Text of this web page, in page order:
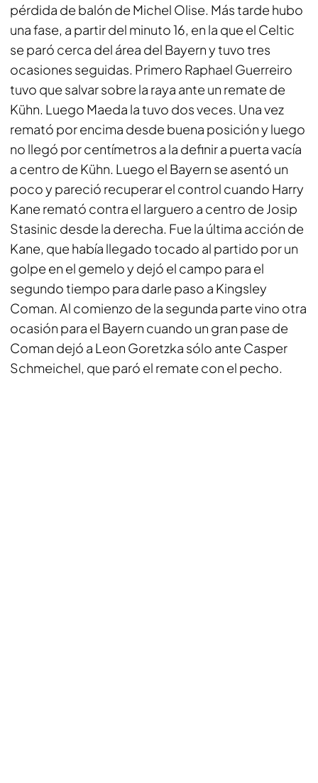
pérdida de balón de Michel Olise. Más tarde hubo
una fase, a partir del minuto 16, en la que el Celtic
se paró cerca del área del Bayern y tuvo tres
ocasiones seguidas. Primero Raphael Guerreiro
tuvo que salvar sobre la raya ante un remate de
Kühn. Luego Maeda la tuvo dos veces. Una vez
remató por encima desde buena posición y luego
no llegó por centímetros a la definir a puerta vacía
a centro de Kühn. Luego el Bayern se asentó un
poco y pareció recuperar el control cuando Harry
Kane remató contra el larguero a centro de Josip
Stasinic desde la derecha. Fue la última acción de
Kane, que había llegado tocado al partido por un
golpe en el gemelo y dejó el campo para el
segundo tiempo para darle paso a Kingsley
Coman. Al comienzo de la segunda parte vino otra
ocasión para el Bayern cuando un gran pase de
Coman dejó a Leon Goretzka sólo ante Casper
Schmeichel, que paró el remate con el pecho.